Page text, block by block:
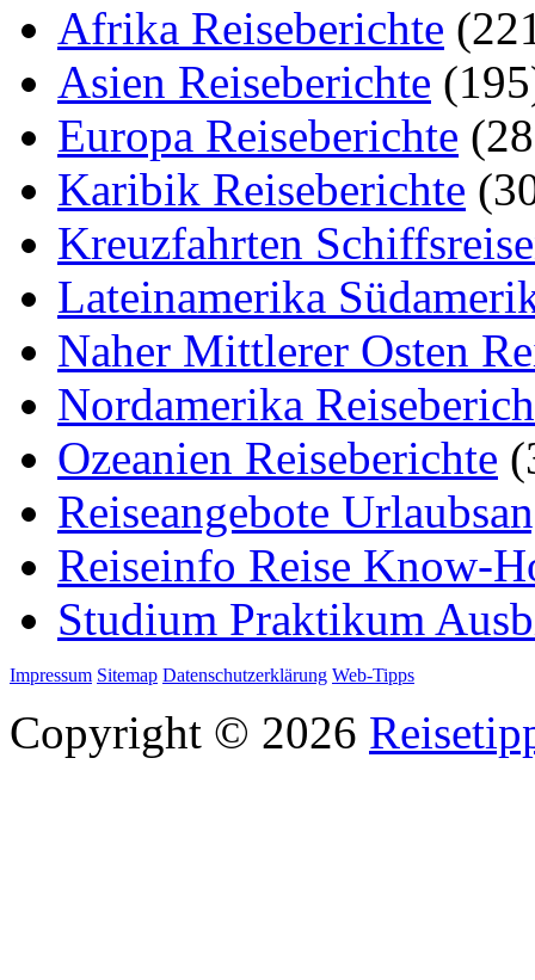
Afrika Reiseberichte
Asien Reiseberichte
Europa Reiseberichte
Karibik Reiseberichte
Kreuzfahrten
Lateinamerika
Naher Mittlerer Osten
Nordamerika
Ozeanien Reiseberichte
Reiseangebote
Reiseinfo Reise Know-
Studium Praktikum
Impressum Sitemap Datenschutzerklärung Web-Tipps
Copyright © 2026